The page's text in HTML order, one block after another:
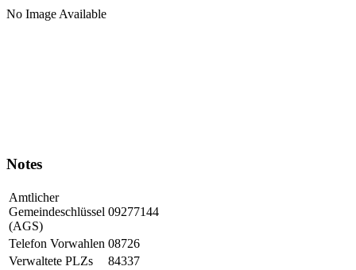
No Image Available
Notes
Amtlicher
Gemeindeschlüssel
(AGS)
09277144
Telefon Vorwahlen 08726
Verwaltete PLZs
84337